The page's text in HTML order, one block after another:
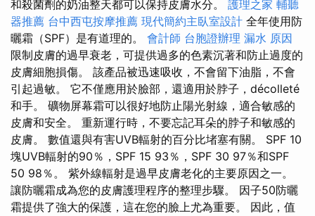
和殺菌劑的奶油整天都可以保持皮膚水分。 護理之家 輔聽
器推薦 台中西屯按摩推薦 現代簡約主臥室設計 全年使用防
曬霜（SPF）是有道理的。 會計師 台胞證辦理 漏水 原因
限制皮膚的過早衰老，可提供過多的色素沉著和防止過度的
皮膚細胞損傷。 該產品被迅速吸收，不會留下油脂，不會
引起過敏。 它不僅應用於臉部，還適用於脖子，décolleté
和手。 礦物屏幕霜可以很好地防止陽光射線，適合敏感的
皮膚和安全。 重新運行時，不要忘記耳朵的脖子和敏感的
皮膚。 數值還與有害UVB輻射的百分比堵塞有關。 SPF 10
塊UVB輻射的90％，SPF 15 93％，SPF 30 97％和SPF
50 98％。 紫外線輻射是過早皮膚老化的主要原因之一。
讓防曬霜成為您的皮膚護理程序的整理步驟。 因子50防曬
霜提供了強大的保護，這在您的臉上尤為重要。 因此，值